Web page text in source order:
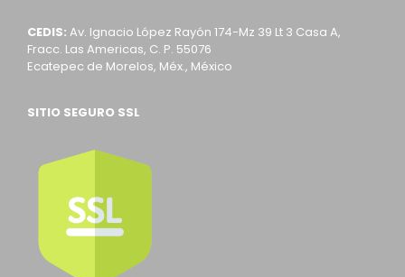
CEDIS: Av. Ignacio López Rayón 174-Mz 39 Lt 3 Casa A,
Fracc. Las Americas, C. P. 55076
Ecatepec de Morelos, Méx., México
SITIO SEGURO SSL